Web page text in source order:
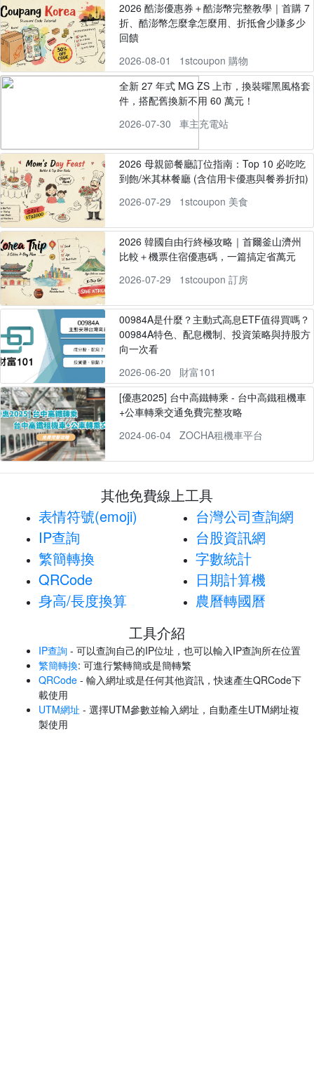
2026 酷澎優惠券＋酷澎幣完整教學｜首購 7
折、酷澎幣怎麼拿怎麼用、折抵會少賺多少
回饋
2026-08-01
1stcoupon 購物
全新 27 年式 MG ZS 上市，換裝曜黑風格套
件，搭配舊換新不用 60 萬元！
2026-07-30
車主充電站
2026 母親節餐廳訂位指南：Top 10 必吃吃
到飽/米其林餐廳 (含信用卡優惠與餐券折扣)
2026-07-29
1stcoupon 美食
2026 韓國自由行終極攻略｜首爾釜山濟州
比較＋機票住宿優惠碼，一篇搞定省萬元
2026-07-29
1stcoupon 訂房
00984A是什麼？主動式高息ETF值得買嗎？
00984A特色、配息機制、投資策略與持股方
向一次看
2026-06-20
財富101
[優惠2025] 台中高鐵轉乘 - 台中高鐵租機車
+公車轉乘交通免費完整攻略
2024-06-04
ZOCHA租機車平台
其他免費線上工具
表情符號(emoji)
IP查詢
繁簡轉換
QRCode
身高/長度換算
台灣公司查詢網
台股資訊網
字數統計
日期計算機
農曆轉國曆
工具介紹
IP查詢 - 可以查詢自己的IP位址，也可以輸入IP查詢所在位置
繁簡轉換: 可進行繁轉簡或是簡轉繁
QRCode - 輸入網址或是任何其他資訊，快速產生QRCode下
載使用
UTM網址 - 選擇UTM參數並輸入網址，自動產生UTM網址複
製使用